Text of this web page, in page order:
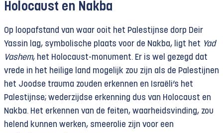
Holocaust en Nakba
Op loopafstand van waar ooit het Palestijnse dorp Deir
Yassin lag, symbolische plaats voor de Nakba, ligt het Yad
Vashem, het Holocaust-monument. Er is wel gezegd dat
vrede in het heilige land mogelijk zou zijn als de Palestijnen
het Joodse trauma zouden erkennen en Israëli’s het
Palestijnse; wederzijdse erkenning dus van Holocaust en
Nakba. Het erkennen van de feiten, waarheidsvinding, zou
helend kunnen werken, smeerolie zijn voor een